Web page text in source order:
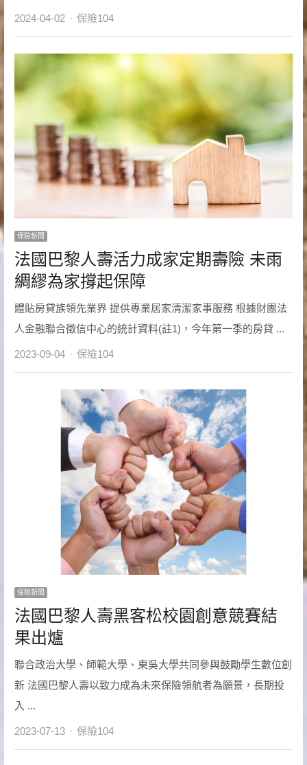
2024-04-02 Author
保險104
保險新聞
法國巴黎人壽活力成家定期壽險 未雨
綢繆為家撐起保障
體貼房貸族領先業界 提供專業居家清潔家事服務 根據財團法
人金融聯合徵信中心的統計資料(註1)，今年第一季的房貸 ...
2023-09-04 Author
保險104
保險新聞
法國巴黎人壽黑客松校園創意競賽結
果出爐
聯合政治大學、師範大學、東吳大學共同參與鼓勵學生數位創
新 法國巴黎人壽以致力成為未來保險領航者為願景，長期投
入 ...
2023-07-13 Author
保險104